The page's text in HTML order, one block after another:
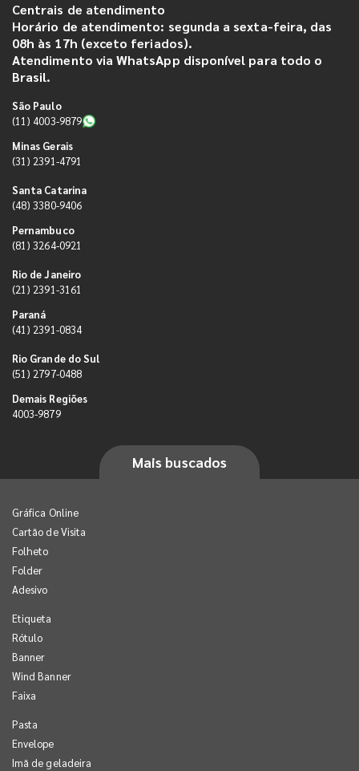
Centrais de atendimento
Horário de atendimento: segunda a sexta-feira, das
08h às 17h (exceto feriados).
Atendimento via WhatsApp disponível para todo o
Brasil.
São Paulo
(11) 4003-9879
Minas Gerais
(31) 2391-4791
Santa Catarina
(48) 3380-9406
Pernambuco
(81) 3264-0921
Rio de Janeiro
(21) 2391-3161
Paraná
(41) 2391-0834
Rio Grande do Sul
(51) 2797-0488
Demais Regiões
4003-9879
Mais buscados
Gráfica Online
Cartão de Visita
Folheto
Folder
Adesivo
Etiqueta
Rótulo
Banner
Wind Banner
Faixa
Pasta
Envelope
Imã de geladeira